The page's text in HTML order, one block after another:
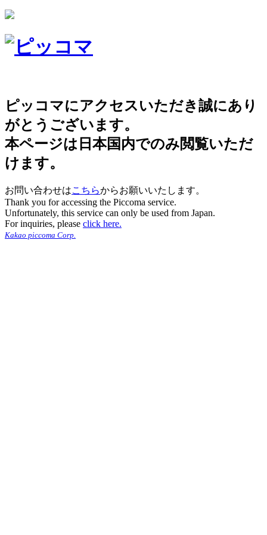
ピッコマにアクセスいただき誠にあり
がとうございます。
本ページは日本国内でのみ閲覧いただ
けます。
お問い合わせはこちらからお願いいたします。
Thank you for accessing the Piccoma service.
Unfortunately, this service can only be used from Japan.
For inquiries, please click here.
Kakao piccoma Corp.